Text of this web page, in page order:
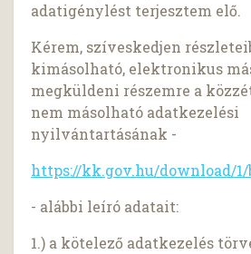
adatigénylést terjesztem elő.
Kérem, szíveskedjen
kimásolható, elektronikus
megküldeni részemre a
nem másolható adatkezelési
nyilvántartásának -
https://kk.gov.hu/download/1/
- alábbi leíró adatait:
1.) a kötelező adatkezelés